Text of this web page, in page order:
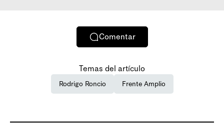
Comentar
Temas del artículo
Rodrigo Roncio Frente Amplio